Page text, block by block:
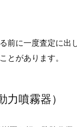
前に一度査定に
とがあります。
噴霧器）